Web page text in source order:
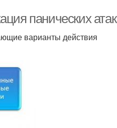
панических атак
варианты действия